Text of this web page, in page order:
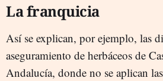
La franquicia
Así se explican, por ejemplo, las
aseguramiento de herbáceos de
Andalucía, donde no se aplican